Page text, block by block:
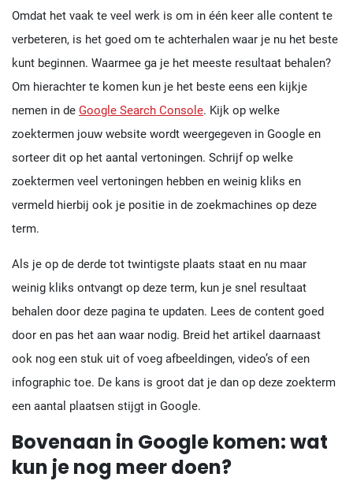
Omdat het vaak te veel werk is om in één keer alle content te
verbeteren, is het goed om te achterhalen waar je nu het beste
kunt beginnen. Waarmee ga je het meeste resultaat behalen?
Om hierachter te komen kun je het beste eens een kijkje
nemen in de Google Search Console. Kijk op welke
zoektermen jouw website wordt weergegeven in Google en
sorteer dit op het aantal vertoningen. Schrijf op welke
zoektermen veel vertoningen hebben en weinig kliks en
vermeld hierbij ook je positie in de zoekmachines op deze
term.
Als je op de derde tot twintigste plaats staat en nu maar
weinig kliks ontvangt op deze term, kun je snel resultaat
behalen door deze pagina te updaten. Lees de content goed
door en pas het aan waar nodig. Breid het artikel daarnaast
ook nog een stuk uit of voeg afbeeldingen, video’s of een
infographic toe. De kans is groot dat je dan op deze zoekterm
een aantal plaatsen stijgt in Google.
Bovenaan in Google komen: wat
kun je nog meer doen?